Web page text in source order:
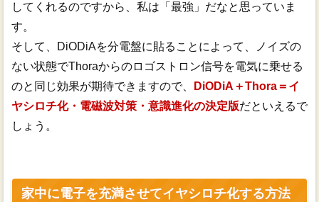
してくれるのですから、私は「最強」だなと思っていま
す。
そして、DiODiAを分電盤に貼ることによって、ノイズの
ない状態でThoraからのロゴストロン信号を電気に乗せる
のと同じ効果が期待できますので、
DiODiA＋Thora＝イ
ヤシロチ化・電磁波対策・意識進化の決定版だといえるで
しょう。
家中に電子を充満させてイヤシロチ化する方法